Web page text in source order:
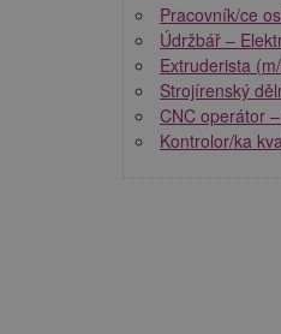
Pracovník/ce
Údržbář –
Extruderista
Strojírenský
CNC operátor
Kontrolor/ka